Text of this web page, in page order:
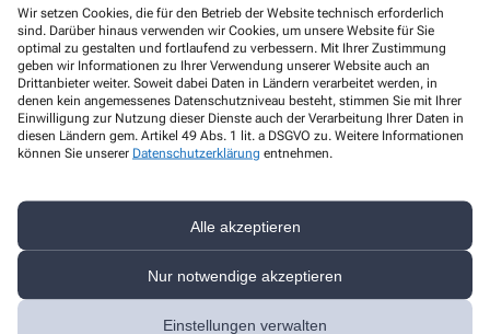
Wir setzen Cookies, die für den Betrieb der Website technisch erforderlich
sind. Darüber hinaus verwenden wir Cookies, um unsere Website für Sie
optimal zu gestalten und fortlaufend zu verbessern. Mit Ihrer Zustimmung
geben wir Informationen zu Ihrer Verwendung unserer Website auch an
Drittanbieter weiter. Soweit dabei Daten in Ländern verarbeitet werden, in
denen kein angemessenes Datenschutzniveau besteht, stimmen Sie mit Ihrer
Einwilligung zur Nutzung dieser Dienste auch der Verarbeitung Ihrer Daten in
diesen Ländern gem. Artikel 49 Abs. 1 lit. a DSGVO zu. Weitere Informationen
können Sie unserer Datenschutzerklärung entnehmen.
Alle akzeptieren
Nur notwendige akzeptieren
Einstellungen verwalten
Email:poststelle@datenschutz.rlp.de
Website:
Weitere Hinweise
Streitschlichtung
Wir sind weder verpflichtet noch bereit, an einem
Streitbeilegungsverfahren vor einer Verbraucherschlichtungsstelle
Wir sind für unsere Inhalte verantwortlich. Alle Inhalte werden mit
wir mittels Links auf Internetseiten Dritter verweisen, können wir
keine Gewähr für die fortwährende Aktualität, Richtigkeit und
Vollständigkeit der verlinkten Inhalte übernehmen, da diese